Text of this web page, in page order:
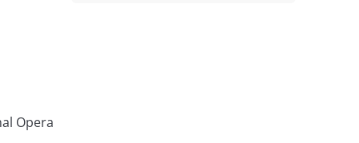
Opera